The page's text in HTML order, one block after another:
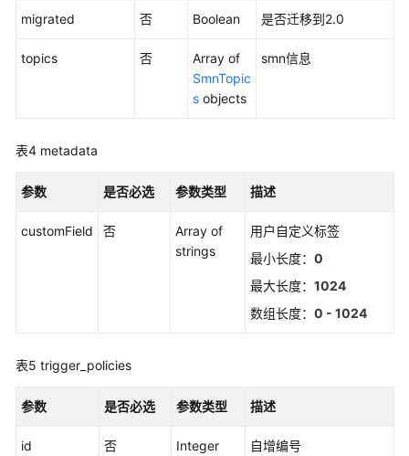
指
（1.0）
域）
读
migrated 否 Boolean 是否迁移到2.0
topics 否
Array of
SmnTopic
s objects
smn信息
表4 metadata
参数 是否必选 参数类型 描述
customField 否
Array of
strings
用户自定义标签
最小长度： 0
最大长度： 1024
数组长度： 0 - 1024
表5 trigger_policies
参数 是否必选 参数类型 描述
id 否 Integer 自增编号